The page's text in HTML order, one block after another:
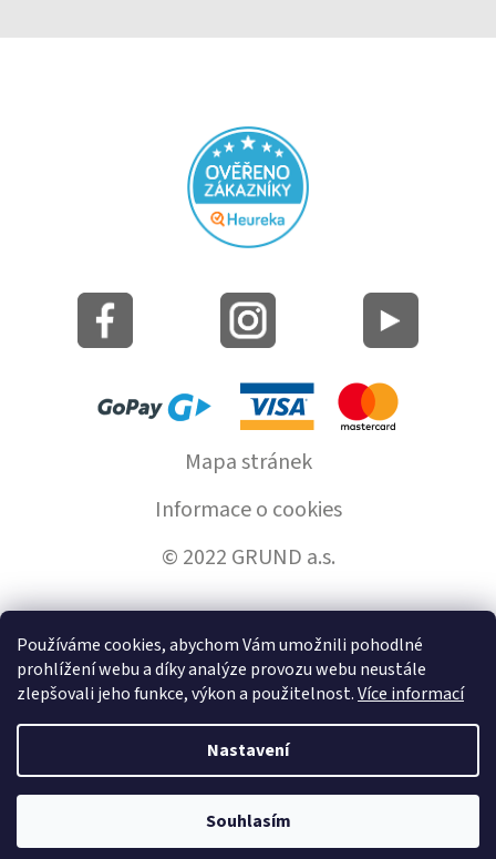
Používáme cookies, abychom Vám umožnili pohodlné
prohlížení webu a díky analýze provozu webu neustále
zlepšovali jeho funkce, výkon a použitelnost.Více informací
Nastavení
Souhlasím
Mapa stránek
Informace o cookies
© 2022 GRUND a.s.
Vytvořil Shoptet